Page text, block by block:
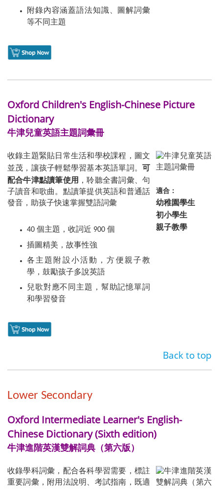
附錄內容涵蓋語法知識、圖解詞彙
等不同主題
Oxford Children's English-Chinese Picture
Dictionary
牛津兒童英語主題詞彙冊
收錄主題緊貼日常生活和學校課程，圖文
並茂，讓孩子輕鬆學習基本英語單詞。 可
配合牛津點讀筆使用 ，聆聽全書詞彙、句
子讀音和歌曲。點讀筆提供英語和普通話
發音，助孩子快速掌握雙語詞彙
40 個主題，收詞近 900 個
插圖精美，故事性強
各主題附設小活動，方便親子教
學，鼓勵孩子多說英語
兒歌對應不同主題，幫助記憶單詞
和學習發音
適合：
幼稚園學生
初小學生
親子教學
Back to top
Lower Secondary
Oxford Intermediate Learner's English-
Chinese Dictionary (Sixth edition)
牛津進階英漢雙解詞典（第六版）
收錄學科詞彙，配合各科學習需要，標註
重要詞彙，附用法說明、考試指南，既適